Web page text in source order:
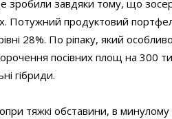
зробили завдяки тому, що
Потужний продуктовий
28%. По ріпаку, який
посівних площ на 300
гібриди.
тяжкі обставини, в минулому